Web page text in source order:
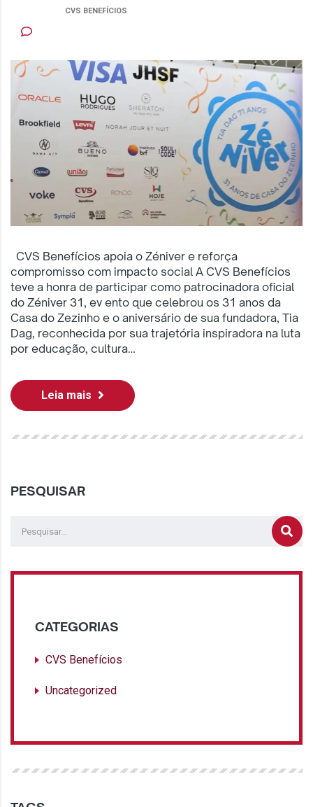
CVS BENEFÍCIOS
CVS Benefícios apoia o Zéniver e reforça
compromisso com impacto social A CVS Benefícios
teve a honra de participar como patrocinadora oficial
do Zéniver 31, ev ento que celebrou os 31 anos da
Casa do Zezinho e o aniversário de sua fundadora, Tia
Dag, reconhecida por sua trajetória inspiradora na luta
por educação, cultura…
Leia mais
PESQUISAR
CATEGORIAS
CVS Benefícios
Uncategorized